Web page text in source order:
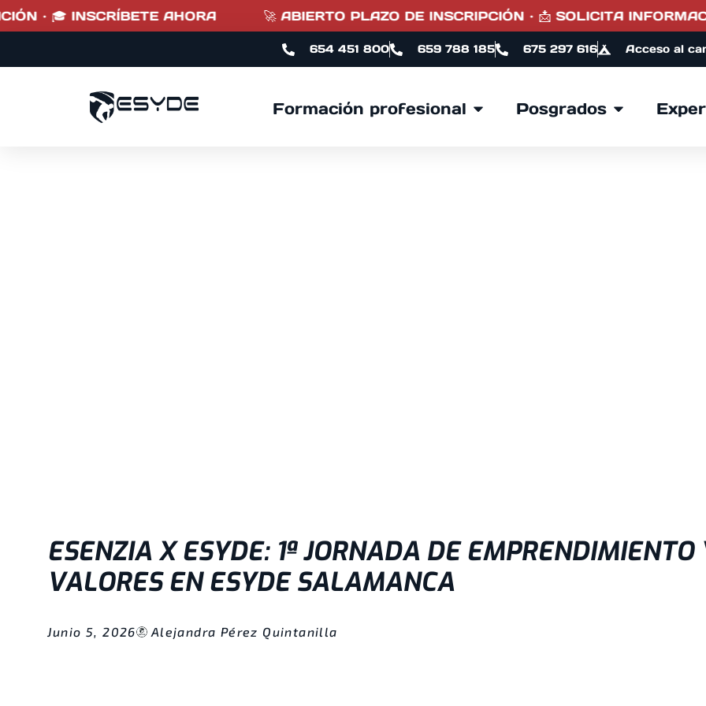
INSCRÍBETE AHORA 🚀 ABIERTO PLAZO DE INSCRIPCIÓN · 📩 SOLICITA INFORMACIÓN · 🎓
654 451 800 659 788 185 675 297 616 Acceso al
Formación profesional Posgrados
ESENZIA X ESYDE: 1ª JORNADA DE EMPRENDIMIENTO
VALORES EN ESYDE SALAMANCA
Junio 5, 2026 Alejandra Pérez Quintanilla